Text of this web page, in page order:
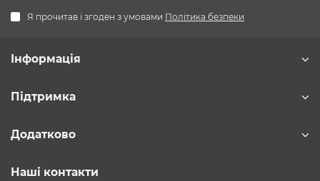
Я прочитав і згоден з умовами Політика безпеки
Інформація
Підтримка
Додатково
Наші контакти